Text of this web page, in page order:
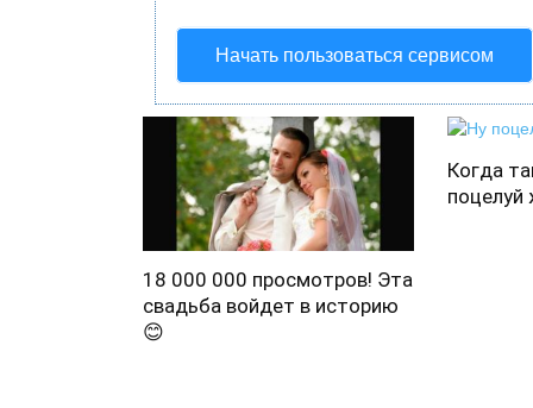
Начать пользоваться сервисом
18 000 000 просмотров! Эта
свадьба войдет в историю
😊
Когда